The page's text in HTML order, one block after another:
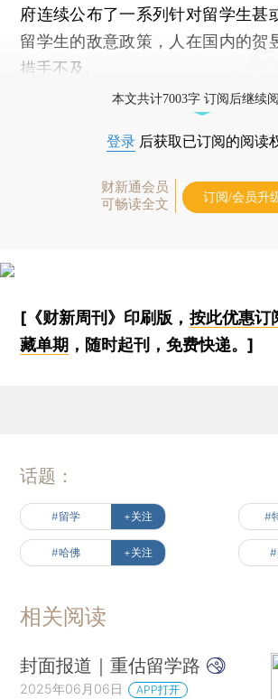
府连续公布了一系列针对留学生甚
留学生的敌意政策，人在国内的贺
措手不及。
本文共计7003字 订阅后继续
登录 后获取已订阅的阅读
财新通会员
可畅读全文
订阅/会员升
[《财新周刊》印刷版， 按此优惠订
藏单期 ，随时起刊，免费快递。]
话题：
#留学 +关注 #
#哈佛 +关注 #
相关阅读
封面报道｜重估留学路
2025年06月06日 APP打开